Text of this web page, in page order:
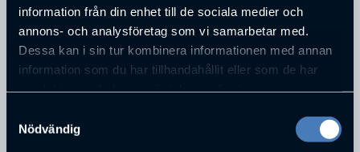
information från din enhet till de sociala medier och
annons- och analysföretag som vi samarbetar med.
Dessa kan i sin tur kombinera informationen med annan
information som du har tillhandahållit eller som de har
Nödvändig
ADRESS
Arlagatan 2
POSTNUMMER
503 36
TELEFONNUMMER